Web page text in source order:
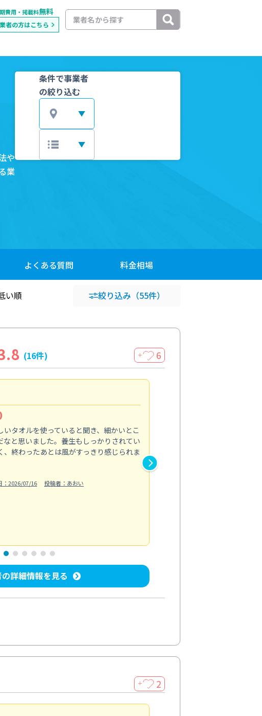
費用・掲載料無料
者の方はこちら
や
業
条件で事業者
の絞り込む
よくある質問 料金相場
い順 絞り込み （55件）
(16件) ＋ 6
タオルを使っていると聞き、細かいとこ
なと思いました。養生もしっかりされてい
、終わったあとは風がすっきり感じられま
：2026/07/16 投稿者：あおい
詳細情報を見る
＋ 2